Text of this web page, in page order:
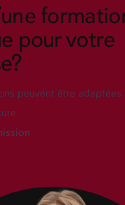
pour votre
peuvent être adaptées